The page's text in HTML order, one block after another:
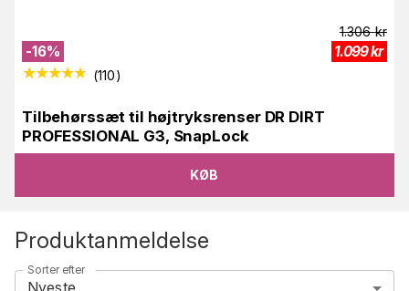
-16%
1.306 kr
1.099kr
(110)
Tilbehørssæt til højtryksrenser DR DIRT
PROFESSIONAL G3, SnapLock
KØB
Produktanmeldelse
Sorter efter
Nyeste